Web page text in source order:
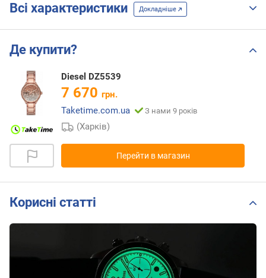
Всі характеристики Докладніше
Де купити?
Diesel DZ5539
7 670 грн.
Taketime.com.ua
З нами 9 років
(Харків)
Перейти в магазин
Корисні статті